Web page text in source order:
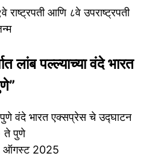
आणि ८वे उपराष्ट्रपती
लांब पल्ल्याच्या वंदे भारत
वंदे भारत एक्सप्रेस चे उद्घाटन
ते पुणे
ऑगस्ट 2025